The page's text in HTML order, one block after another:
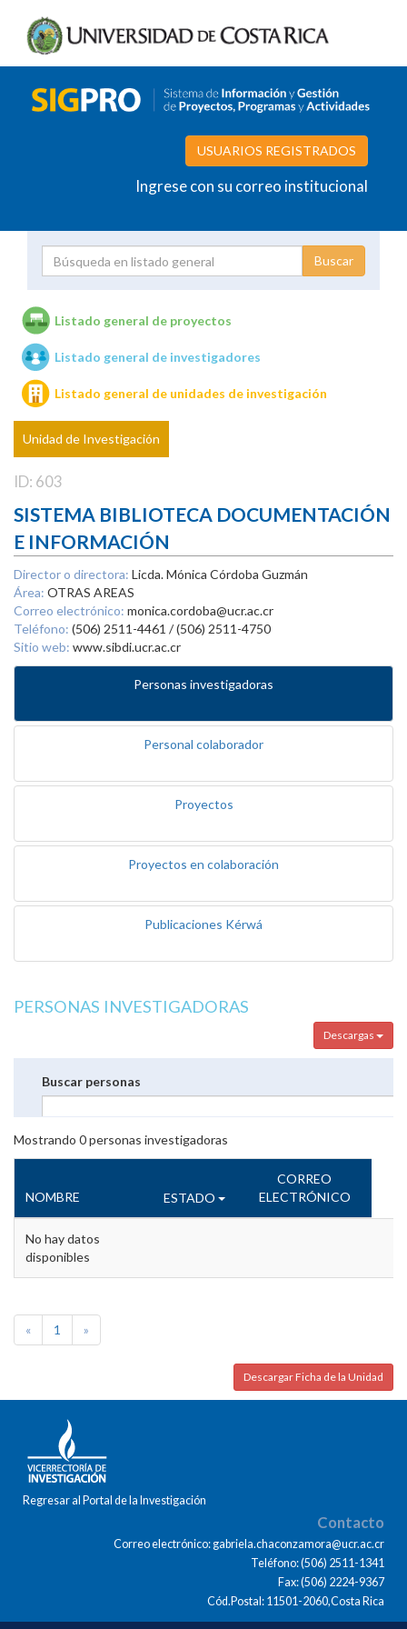
USUARIOS REGISTRADOS
Ingrese con su correo institucional
Unidades de investigación
Listado general de proyectos
Listado general de investigadores
Listado general de unidades de investigación
Unidad de Investigación
ID: 603
SISTEMA BIBLIOTECA DOCUMENTACIÓN
E INFORMACIÓN
Director o directora: Licda. Mónica Córdoba Guzmán
Área: OTRAS AREAS
Correo electrónico: monica.cordoba@ucr.ac.cr
Teléfono: (506) 2511-4461 / (506) 2511-4750
Sitio web: www.sibdi.ucr.ac.cr
Personas investigadoras
Personal colaborador
Proyectos
Proyectos en colaboración
Publicaciones Kérwá
PERSONAS INVESTIGADORAS
Descargas
Buscar personas
Mostrando 0personas investigadoras
NOMBRE ESTADO
CORREO
ELECTRÓNICO
No hay datos
disponibles
« 1 »
Descargar Ficha de la Unidad
Regresar al Portal de la Investigación
Contacto
Correo electrónico: gabriela.chaconzamora@ucr.ac.cr
Teléfono: (506) 2511-1341
Fax: (506) 2224-9367
Cód.Postal: 11501-2060,Costa Rica